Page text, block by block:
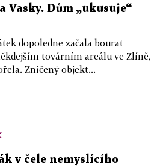
Vasky. Dům „ukusuje“
dopoledne začala bourat
továrním areálu ve Zlíně,
Zničený objekt...
v čele nemyslícího